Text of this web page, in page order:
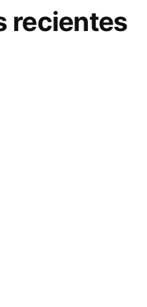
recientes